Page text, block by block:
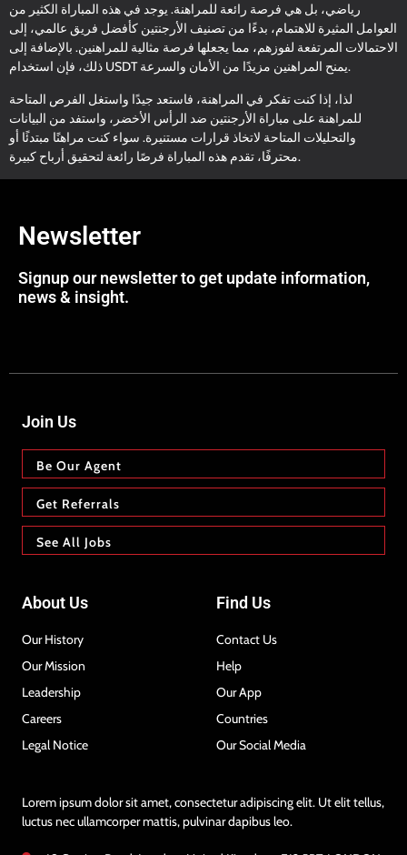
رياضي، بل هي فرصة رائعة للمراهنة. يوجد في هذه المباراة الكثير من
العوامل المثيرة للاهتمام، بدءًا من تصنيف الأرجنتين كأفضل فريق عالمي، إلى
الاحتمالات المرتفعة لفوزهم، مما يجعلها فرصة مثالية للمراهنين. بالإضافة إلى
ذلك، فإن استخدام USDT يمنح المراهنين مزيدًا من الأمان والسرعة.
لذا، إذا كنت تفكر في المراهنة، فاستعد جيدًا واستغل الفرص المتاحة
للمراهنة على مباراة الأرجنتين ضد الرأس الأخضر، واستفد من البيانات
والتحليلات المتاحة لاتخاذ قرارات مستنيرة. سواء كنت مراهنًا مبتدئًا أو
محترفًا، تقدم هذه المباراة فرصًا رائعة لتحقيق أرباح كبيرة.
Newsletter
Signup our newsletter to get update information,
news & insight.
Join Us
Be Our Agent
Get Referrals
See All Jobs
About Us
Our History
Our Mission
Leadership
Careers
Legal Notice
Find Us
Contact Us
Help
Our App
Countries
Our Social Media
Lorem ipsum dolor sit amet, consectetur adipiscing elit. Ut elit tellus,
luctus nec ullamcorper mattis, pulvinar dapibus leo.